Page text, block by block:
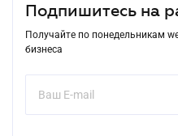
Подпишитесь на
Получайте по понедельникам
бизнеса